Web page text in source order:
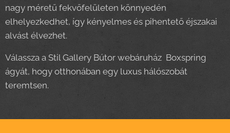
nagy méretű fekvőfelületen könnyedén
elhelyezkedhet, így kényelmes és pihentető éjszakai
alvást élvezhet.
Válassza a Stil Gallery Bútor webáruház Boxspring
ágyát, hogy otthonában egy luxus hálószobát
teremtsen.